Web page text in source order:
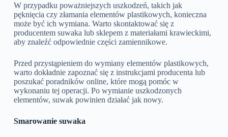
W przypadku poważniejszych uszkodzeń, takich jak
pęknięcia czy złamania elementów plastikowych, konieczna
może być ich wymiana. Warto skontaktować się z
producentem suwaka lub sklepem z materiałami krawieckimi,
aby znaleźć odpowiednie części zamiennikowe.
Przed przystąpieniem do wymiany elementów plastikowych,
warto dokładnie zapoznać się z instrukcjami producenta lub
poszukać poradników online, które mogą pomóc w
wykonaniu tej operacji. Po wymianie uszkodzonych
elementów, suwak powinien działać jak nowy.
Smarowanie suwaka